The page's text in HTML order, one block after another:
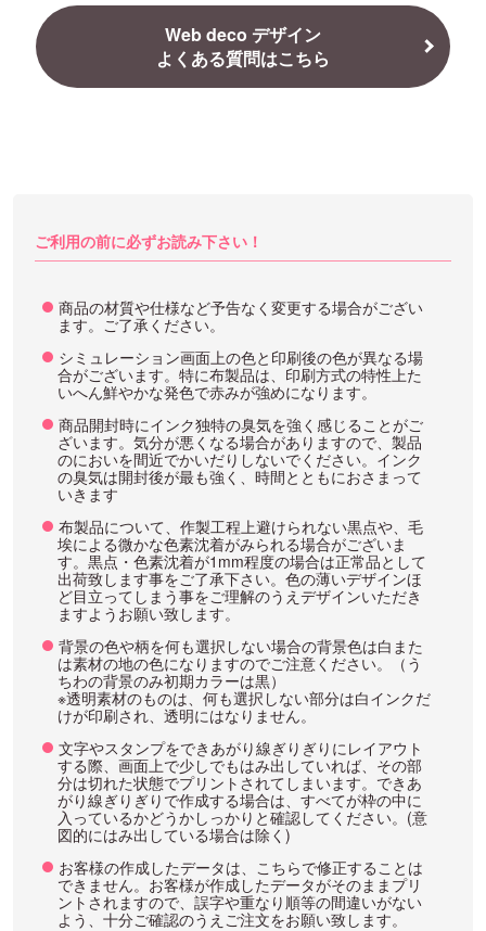
Web deco デザイン
よくある質問はこちら
ご利用の前に必ずお読み下さい！
商品の材質や仕様など予告なく変更する場合がござい
ます。ご了承ください。
シミュレーション画面上の色と印刷後の色が異なる場
合がございます。特に布製品は、印刷方式の特性上た
いへん鮮やかな発色で赤みが強めになります。
商品開封時にインク独特の臭気を強く感じることがご
ざいます。気分が悪くなる場合がありますので、製品
のにおいを間近でかいだりしないでください。インク
の臭気は開封後が最も強く、時間とともにおさまって
いきます
布製品について、作製工程上避けられない黒点や、毛
埃による微かな色素沈着がみられる場合がございま
す。黒点・色素沈着が1mm程度の場合は正常品として
出荷致します事をご了承下さい。色の薄いデザインほ
ど目立ってしまう事をご理解のうえデザインいただき
ますようお願い致します。
背景の色や柄を何も選択しない場合の背景色は白また
は素材の地の色になりますのでご注意ください。（う
ちわの背景のみ初期カラーは黒）
※透明素材のものは、何も選択しない部分は白インクだ
けが印刷され、透明にはなりません。
文字やスタンプをできあがり線ぎりぎりにレイアウト
する際、画面上で少しでもはみ出していれば、その部
分は切れた状態でプリントされてしまいます。できあ
がり線ぎりぎりで作成する場合は、すべてが枠の中に
入っているかどうかしっかりと確認してください。(意
図的にはみ出している場合は除く)
お客様の作成したデータは、こちらで修正することは
できません。お客様が作成したデータがそのままプリ
ントされますので、誤字や重なり順等の間違いがない
よう、十分ご確認のうえご注文をお願い致します。